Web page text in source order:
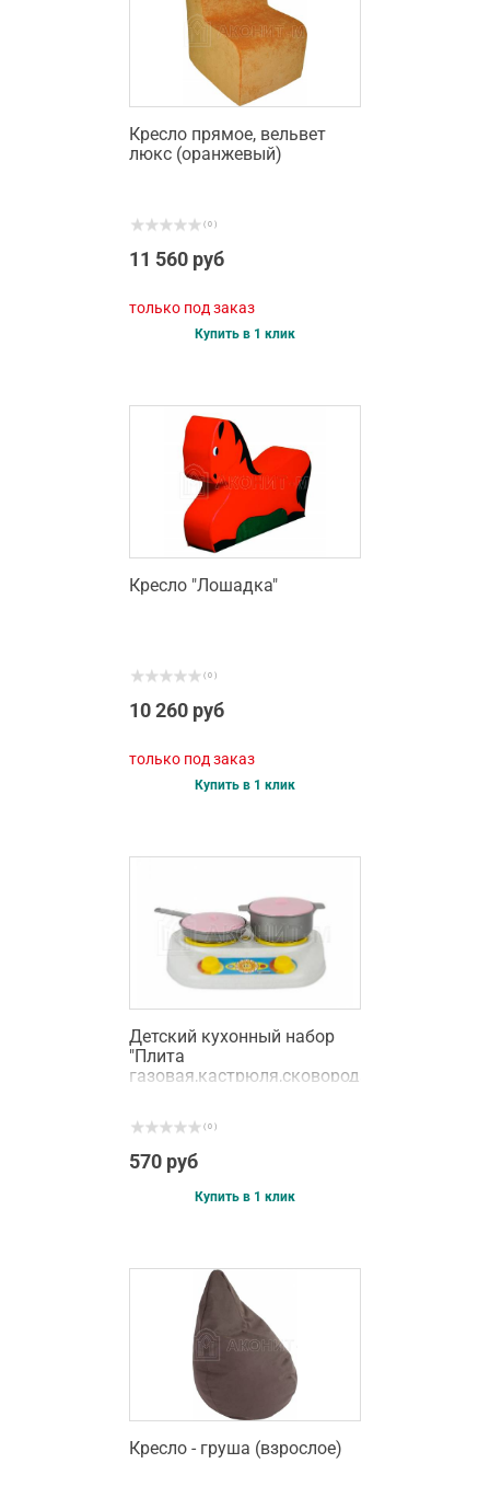
Кресло прямое, вельвет
люкс (оранжевый)
( 0 )
11 560 руб
только под заказ
Купить в 1 клик
Кресло "Лошадка"
( 0 )
10 260 руб
только под заказ
Купить в 1 клик
Детский кухонный набор
"Плита
газовая,кастрюля,сковорода"
( 0 )
570 руб
Купить в 1 клик
Кресло - груша (взрослое)